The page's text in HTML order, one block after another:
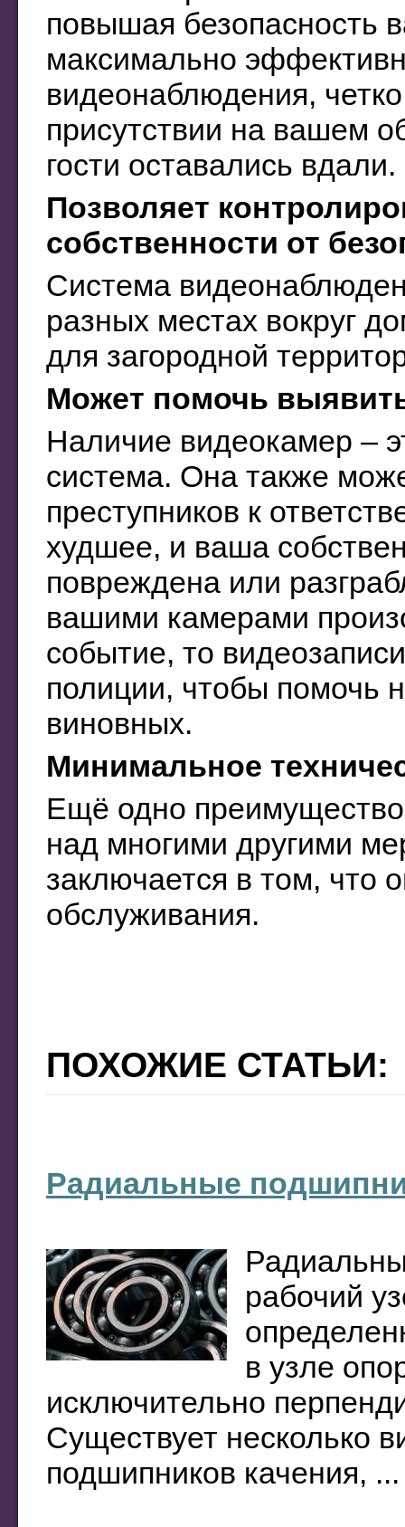
повышая безопасность
максимально
видеонаблюдения,
присутствии на вашем
гости оставались вдали.
Позволяет
собственности от
Система
разных местах вокруг
для загородной
Может помочь
Наличие видеокамер –
система. Она также
преступников к
худшее, и ваша
повреждена или
вашими камерами
событие, то
полиции, чтобы помочь
виновных.
Минимальное
Ещё одно
над многими другими
заключается в том, что
обслуживания.
ПОХОЖИЕ СТАТЬИ:
Радиальные
рабочий
в узле
исключительно
Существует несколько
подшипников качения, ...